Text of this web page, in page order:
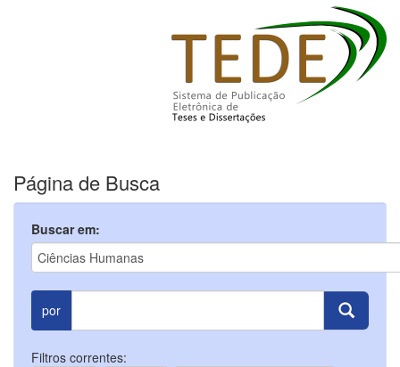
Página de Busca
Buscar em:
por
Filtros correntes: